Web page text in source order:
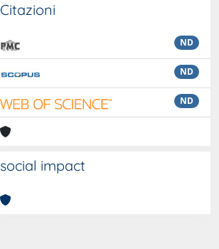
Citazioni
ND
ND
ND
social impact